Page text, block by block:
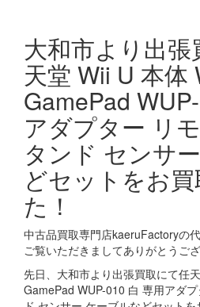
大和市より出
天堂 Wii U 本体
GamePad
アダプター リ
タンド センサ
どセットをお
た！
中古品買取専門店kaeruFactoryの代
ご覧いただきましてありがとうご
先日、大和市より出張買取にて任
GamePad WUP-010 白 専用アダ